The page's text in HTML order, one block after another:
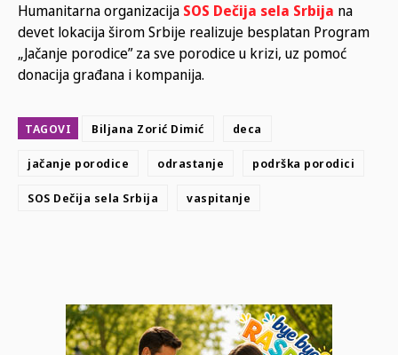
Humanitarna organizacija SOS Dečija sela Srbija na
devet lokacija širom Srbije realizuje besplatan Program
„Jačanje porodice” za sve porodice u krizi, uz pomoć
donacija građana i kompanija.
TAGOVI Biljana Zorić Dimić deca
jačanje porodice odrastanje podrška porodici
SOS Dečija sela Srbija vaspitanje